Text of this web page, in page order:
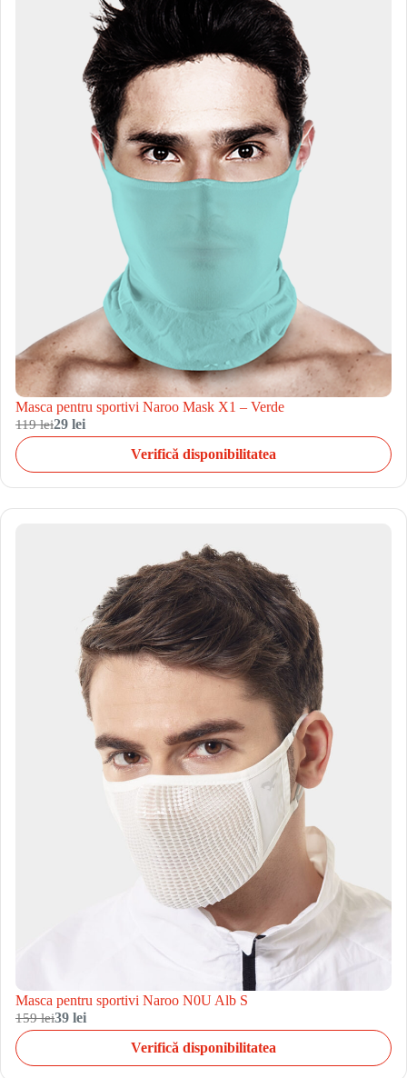
Masca pentru sportivi Naroo Mask X1 – Verde
119 lei29 lei
Verifică disponibilitatea
Masca pentru sportivi Naroo N0U Alb S
159 lei39 lei
Verifică disponibilitatea